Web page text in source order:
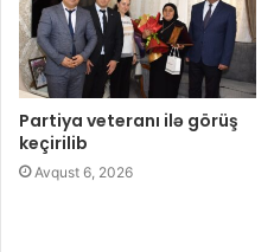
Partiya veteranı ilə görüş
keçirilib
Avqust 6, 2026